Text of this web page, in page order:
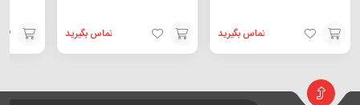
تماس بگیرید
افزودن
به
تماس بگیرید
افزودن
افزودن